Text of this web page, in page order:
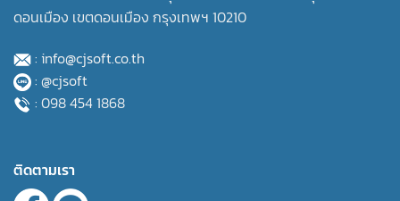
ดอนเมือง เขตดอนเมือง กรุงเทพฯ 10210
: info@cjsoft.co.th
: @cjsoft
: 098 454 1868
ติดตามเรา